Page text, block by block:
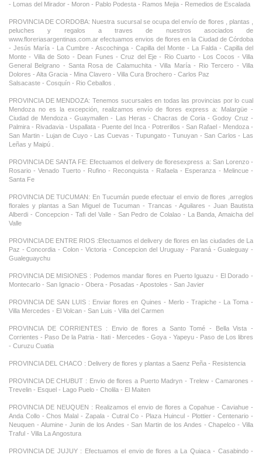
- Lomas del Mirador - Moron - Pablo Podesta - Ramos Mejia - Remedios de Escalada
PROVINCIA DE CORDOBA: Nuestra sucursal se ocupa del envío de flores , plantas ,
peluches y regalos a traves de nuestros asociados de
www.floreriasargentinas.com.ar efectuamos envios de flores en la Ciudad de Córdoba
- Jesús María - La Cumbre - Ascochinga - Capilla del Monte - La Falda - Capilla del
Monte - Villa de Soto - Dean Funes - Cruz del Eje - Rio Cuarto - Los Cocos - Villa
General Belgrano - Santa Rosa de Calamuchita - Villa María - Rio Tercero - Villa
Dolores - Alta Gracia - Mina Clavero - Villa Cura Brochero - Carlos Paz
Salsacaste - Cosquín - Rio Ceballos .
PROVINCIA DE MENDOZA: Tenemos sucursales en todas las provincias por lo cual
Mendoza no es la excepción, realizamos envío de flores express a: Malargüe -
Ciudad de Mendoza - Guaymallen - Las Heras - Chacras de Coria - Godoy Cruz -
Palmira - Rivadavia - Uspallata - Puente del Inca - Potrerillos - San Rafael - Mendoza -
San Martin - Lujan de Cuyo - Las Cuevas - Tupungato - Tunuyan - San Carlos - Las
Leñas y Maipú .
PROVINCIA DE SANTA FE: Efectuamos el delivery de floresexpress a: San Lorenzo -
Rosario - Venado Tuerto - Rufino - Reconquista - Rafaela - Esperanza - Melincue -
Santa Fe
PROVINCIA DE TUCUMAN: En Tucumán puede efectuar el envio de flores ,arreglos
florales y plantas a San Miguel de Tucuman - Trancas - Aguilares - Juan Bautista
Alberdi - Concepcion - Tafi del Valle - San Pedro de Colalao - La Banda, Amaicha del
Valle
PROVINCIA DE ENTRE RIOS :Efectuamos el delivery de flores en las ciudades de La
Paz - Concordia - Colon - Victoria - Concepcion del Uruguay - Paraná - Gualeguay -
Gualeguaychu
PROVINCIA DE MISIONES : Podemos mandar flores en Puerto Iguazu - El Dorado -
Montecarlo - San Ignacio - Obera - Posadas - Apostoles - San Javier
PROVINCIA DE SAN LUIS : Enviar flores en Quines - Merlo - Trapiche - La Toma -
Villa Mercedes - El Volcan - San Luis - Villa del Carmen
PROVINCIA DE CORRIENTES : Envio de flores a Santo Tomé - Bella Vista -
Corrientes - Paso De la Patria - Itati - Mercedes - Goya - Yapeyu - Paso de Los libres
- Curuzu Cuatia
PROVINCIA DEL CHACO : Delivery de flores y plantas a Saenz Peña - Resistencia
PROVINCIA DE CHUBUT : Envio de flores a Puerto Madryn - Trelew - Camarones -
Trevelin - Esquel - Lago Puelo - Cholila - El Maiten
PROVINCIA DE NEUQUEN : Realizamos el envio de flores a Copahue - Caviahue -
Anda Collo - Chos Malal - Zapala - Cutral Co - Plaza Huincul - Plottier - Centenario -
Neuquen - Alumine - Junin de los Andes - San Martin de los Andes - Chapelco - Villa
Traful - Villa La Angostura
PROVINCIA DE JUJUY : Efectuamos el envio de flores a La Quiaca - Casabindo -